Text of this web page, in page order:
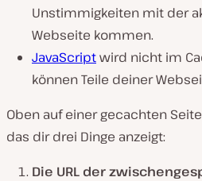
Unstimmigkeiten mit der
Webseite kommen.
JavaScriptwird nicht im
können Teile deiner
Oben auf einer gecachten
das dir drei Dinge anzeigt:
Die URL der